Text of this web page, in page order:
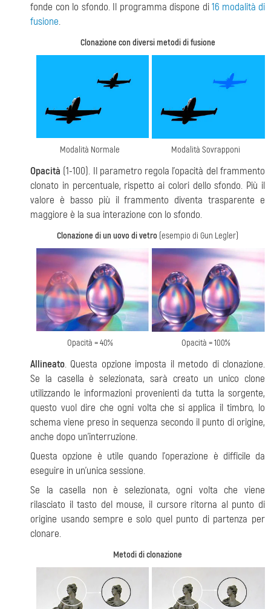
fonde con lo sfondo. Il programma dispone di16 modalità di
fusione.
Clonazione con diversi metodi di fusione
Modalità Normale Modalità Sovrapponi
Opacità (1-100). Il parametro regola l'opacità del frammento
clonato in percentuale, rispetto ai colori dello sfondo. Più il
valore è basso più il frammento diventa trasparente e
maggiore è la sua interazione con lo sfondo.
Clonazione di un uovo di vetro (esempio di Gun Legler)
Opacità = 40% Opacità = 100%
Allineato. Questa opzione imposta il metodo di clonazione.
Se la casella è selezionata, sarà creato un unico clone
utilizzando le informazioni provenienti da tutta la sorgente,
questo vuol dire che ogni volta che si applica il timbro, lo
schema viene preso in sequenza secondo il punto di origine,
anche dopo un’interruzione.
Questa opzione è utile quando l’operazione è difficile da
eseguire in un’unica sessione.
Se la casella non è selezionata, ogni volta che viene
rilasciato il tasto del mouse, il cursore ritorna al punto di
origine usando sempre e solo quel punto di partenza per
clonare.
Metodi di clonazione